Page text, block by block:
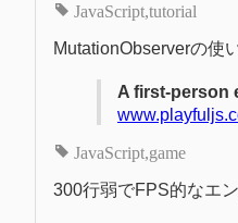
JavaScript tutorial
MutationObserverの使
A first-person
JavaScript game
300行弱でFPS的なエ